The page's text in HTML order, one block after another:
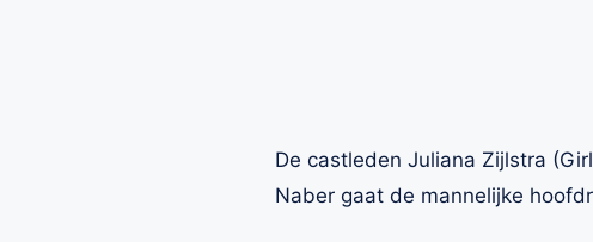
De castleden Juliana Zijlstra
Naber gaat de mannelijke